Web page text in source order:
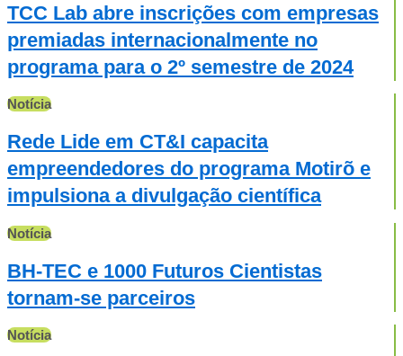
TCC Lab abre inscrições com empresas
premiadas internacionalmente no
programa para o 2º semestre de 2024
Notícia
Rede Lide em CT&I capacita
empreendedores do programa Motirõ e
impulsiona a divulgação científica
Notícia
BH-TEC e 1000 Futuros Cientistas
tornam-se parceiros
Notícia